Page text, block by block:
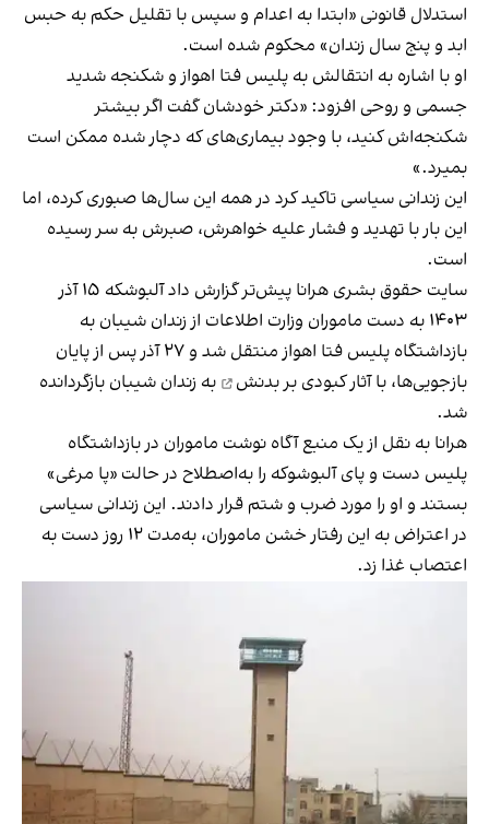
استدلال قانونی «ابتدا به اعدام و سپس با تقلیل حکم به حبس
ابد و پنج سال زندان» محکوم شده است.
او با اشاره به انتقالش به پلیس فتا اهواز و شکنجه شدید
جسمی و روحی افزود: «دکتر خودشان گفت اگر بیشتر
شکنجه‌اش کنید، با وجود بیماری‌های که دچار شده ممکن است
بمیرد.»
این زندانی سیاسی تاکید کرد در همه این سال‌ها صبوری کرده، اما
این بار با تهدید و فشار علیه خواهرش، صبرش به سر رسیده
است.
سایت حقوق بشری هرانا پیش‌تر گزارش داد آلبوشکه ۱۵ آذر
۱۴۰۳ به دست ماموران وزارت اطلاعات از زندان شیبان به
بازداشتگاه پلیس فتا اهواز منتقل شد و ۲۷ آذر پس از پایان
بازجویی‌ها، باآثار کبودی بر بدنش
به زندان شیبان بازگردانده
شد.
هرانا به نقل از یک منبع آگاه نوشت ماموران در بازداشتگاه
پلیس دست و پای آلبوشوکه را به‌اصطلاح در حالت «پا مرغی»
بستند و او را مورد ضرب‌ و شتم قرار دادند. این زندانی سیاسی
در اعتراض به این رفتار خشن ماموران، به‌مدت ۱۲ روز دست به
اعتصاب غذا زد.